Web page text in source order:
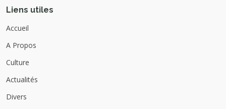
Liens utiles
Accueil
A Propos
Culture
Actualités
Divers